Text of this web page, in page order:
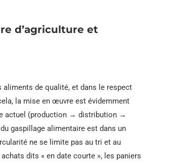
d’agriculture et
aliments de qualité, et dans le respect
la mise en œuvre est évidemment
actuel (production → distribution →
gaspillage alimentaire est dans un
ne se limite pas au tri et au
dits « en date courte », les paniers